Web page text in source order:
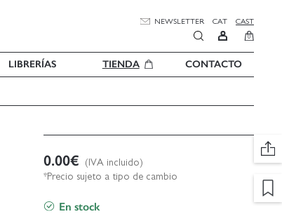
NEWSLETTER CAT CAST
0
LIBRERÍAS TIENDA CONTACTO
0.00€
(IVA incluido)
*Precio sujeto a tipo de cambio
En stock